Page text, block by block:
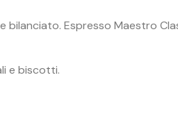
bilanciato. Espresso Maestro
e biscotti.